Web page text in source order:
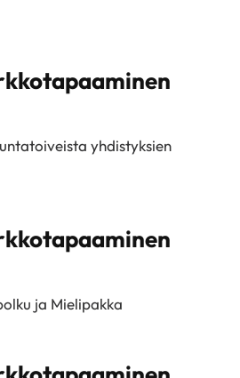
yhdistyksien
ja Mielipakka